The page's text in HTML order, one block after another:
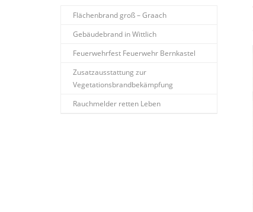
Flächenbrand groß – Graach
Gebäudebrand in Wittlich
Feuerwehrfest Feuerwehr Bernkastel
Zusatzausstattung zur
Vegetationsbrandbekämpfung
Rauchmelder retten Leben